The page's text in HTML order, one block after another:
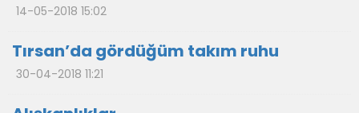
14-05-2018 15:02
Tırsan’da gördüğüm takım ruhu
30-04-2018 11:21